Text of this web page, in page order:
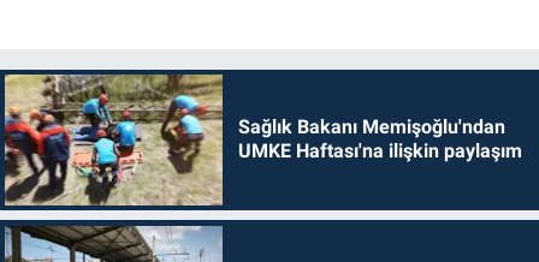
Sağlık Bakanı Memişoğlu'ndan
UMKE Haftası'na ilişkin paylaşım